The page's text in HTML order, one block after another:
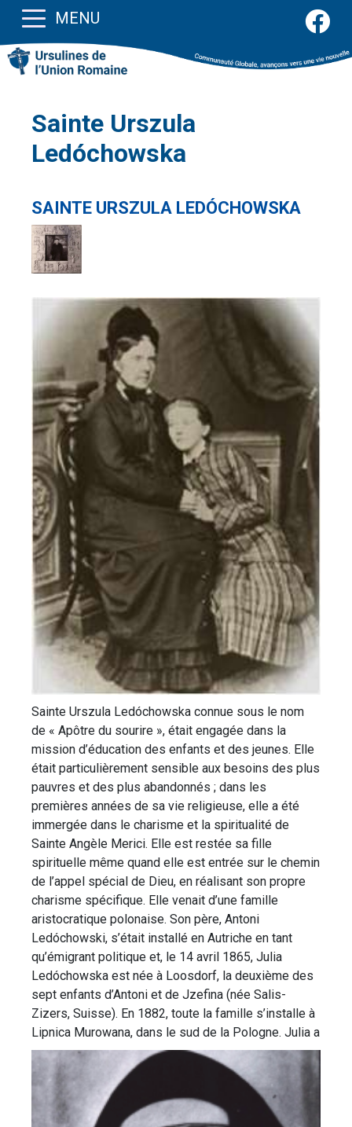
MENU
Sainte Urszula
Ledóchowska
SAINTE URSZULA LEDÓCHOWSKA
Sainte Urszula Ledóchowska connue sous le nom
de « Apôtre du sourire », était engagée dans la
mission d’éducation des enfants et des jeunes. Elle
était particulièrement sensible aux besoins des plus
pauvres et des plus abandonnés ; dans les
premières années de sa vie religieuse, elle a été
immergée dans le charisme et la spiritualité de
Sainte Angèle Merici. Elle est restée sa fille
spirituelle même quand elle est entrée sur le chemin
de l’appel spécial de Dieu, en réalisant son propre
charisme spécifique. Elle venait d’une famille
aristocratique polonaise. Son père, Antoni
Ledóchowski, s’était installé en Autriche en tant
qu’émigrant politique et, le 14 avril 1865, Julia
Ledóchowska est née à Loosdorf, la deuxième des
sept enfants d’Antoni et de Jzefina (née Salis-
Zizers, Suisse). En 1882, toute la famille s’installe à
Lipnica Murowana, dans le sud de la Pologne. Julia a